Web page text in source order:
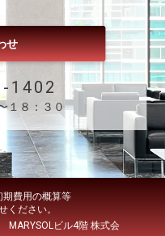
せ
1402
１８：３０
期費用の概算等
ください。
ビル4階 株式会